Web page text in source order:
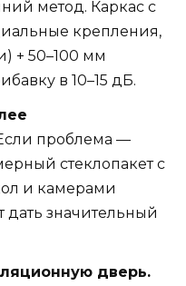
метод. Каркас с
крепления,
+ 50–100 мм
в 10–15 дБ.
проблема —
стеклопакет с
и камерами
значительный
дверь.